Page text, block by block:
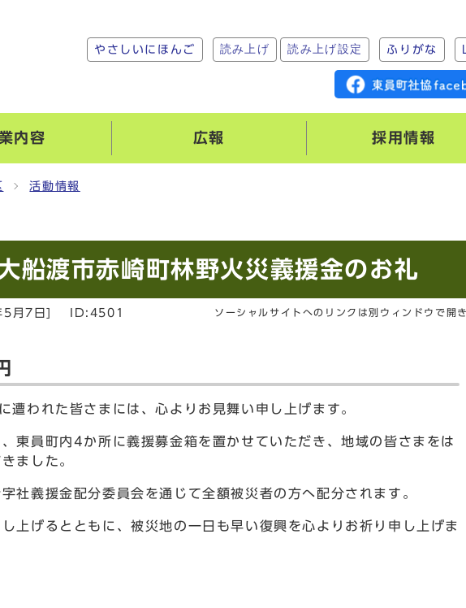
やさしいにほんご 読み上げ 読み上げ設定 ふりがな
内容 広報 採用情報
活動情報
船渡市赤崎町林野火災義援金のお礼
月7日 ID:4501 ソーシャルサイトへのリンクは別ウィンドウで開
遭われた皆さまには、心よりお見舞い申し上げます。
東員町内4か所に義援募金箱を置かせていただき、地域の皆さまをは
ました。
社義援金配分委員会を通じて全額被災者の方へ配分されます。
上げるとともに、被災地の一日も早い復興を心よりお祈り申し上げま